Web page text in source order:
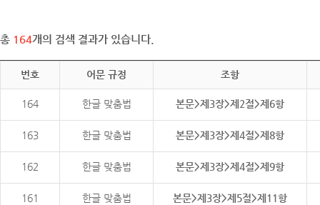
총 164개의 검색 결과가 있습니다.
번호 어문 규정 조항
164 한글 맞춤법 본문>제3장>제2절>제6항
163 한글 맞춤법 본문>제3장>제4절>제8항
162 한글 맞춤법 본문>제3장>제4절>제9항
161 한글 맞춤법 본문>제3장>제5절>제11항